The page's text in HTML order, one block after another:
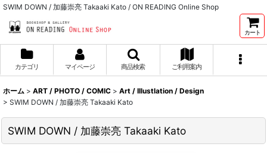
SWIM DOWN / 加藤崇亮 Takaaki Kato / ON READING Online Shop
カート
カテゴリ マイページ 商品検索 ご利用案内
ホーム > ART / PHOTO / COMIC > Art / Illustlation / Design
> SWIM DOWN / 加藤崇亮 Takaaki Kato
SWIM DOWN / 加藤崇亮 Takaaki Kato